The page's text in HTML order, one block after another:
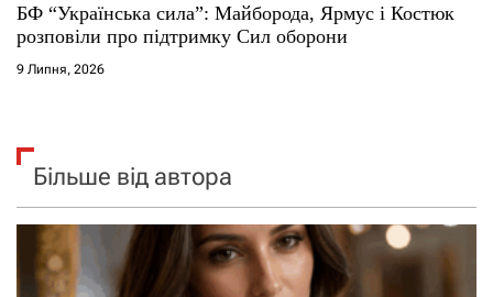
БФ “Українська сила”: Майборода, Ярмус і Костюк
розповіли про підтримку Сил оборони
9 Липня, 2026
Більше від автора